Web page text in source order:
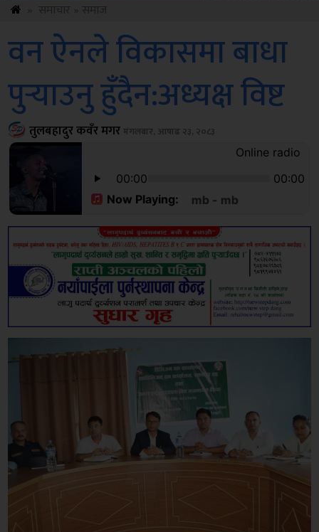
वन ऐनले विकासमा बाधा
पुर्‍याउनु हुँदैन:अध्यक्ष विष्ट
तुलबहादुर कवँर मगरमंगलबार, आषाढ २३, २०८३